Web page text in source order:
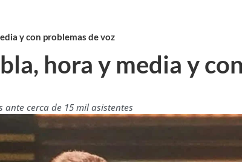
y con problemas de voz
hora y media y con
cerca de 15 mil asistentes